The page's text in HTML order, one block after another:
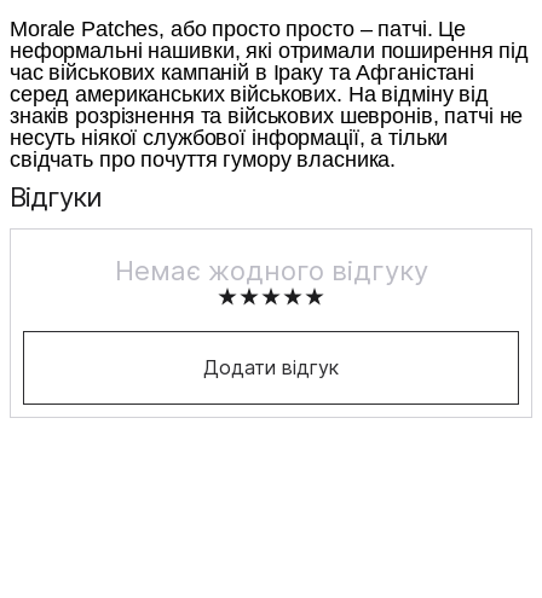
Morale Patches, або просто просто – патчі. Це
неформальні нашивки, які отримали поширення під
час військових кампаній в Іраку та Афганістані
серед американських військових. На відміну від
знаків розрізнення та військових шевронів, патчі не
несуть ніякої службової інформації, а тільки
свідчать про почуття гумору власника.
Відгуки
Немає жодного відгуку
Додати відгук